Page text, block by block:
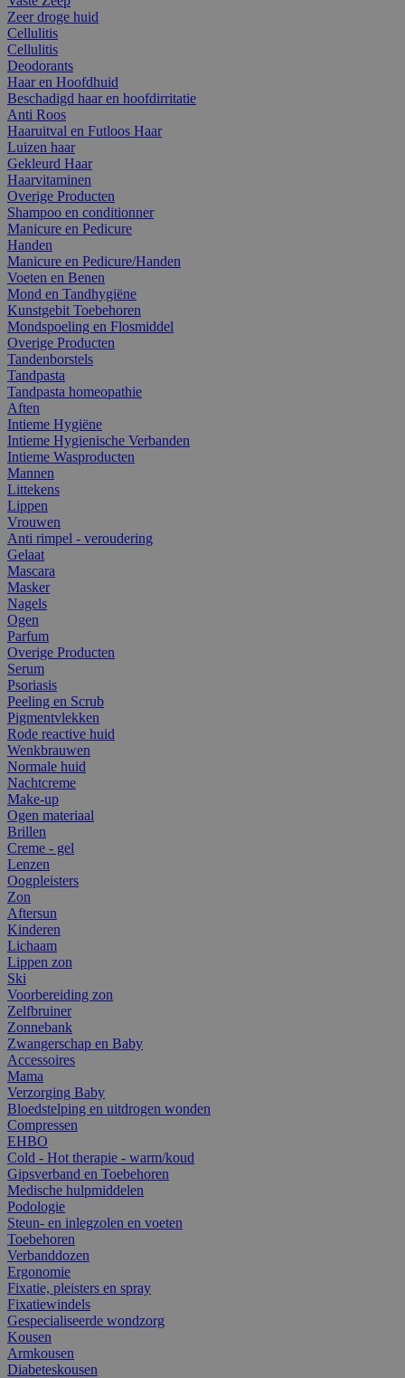
Zeer droge huid
Cellulitis
Cellulitis
Deodorants
Haar en Hoofdhuid
Beschadigd haar en hoofdirritatie
Anti Roos
Haaruitval en Futloos Haar
Luizen haar
Gekleurd Haar
Haarvitaminen
Overige Producten
Shampoo en conditionner
Manicure en Pedicure
Handen
Manicure en Pedicure/Handen
Voeten en Benen
Mond en Tandhygiëne
Kunstgebit Toebehoren
Mondspoeling en Flosmiddel
Overige Producten
Tandenborstels
Tandpasta
Tandpasta homeopathie
Aften
Intieme Hygiëne
Intieme Hygienische Verbanden
Intieme Wasproducten
Mannen
Littekens
Lippen
Vrouwen
Anti rimpel - veroudering
Gelaat
Mascara
Masker
Nagels
Ogen
Parfum
Overige Producten
Serum
Psoriasis
Peeling en Scrub
Pigmentvlekken
Rode reactive huid
Wenkbrauwen
Normale huid
Nachtcreme
Make-up
Ogen materiaal
Brillen
Creme - gel
Lenzen
Oogpleisters
Zon
Aftersun
Kinderen
Lichaam
Lippen zon
Ski
Voorbereiding zon
Zelfbruiner
Zonnebank
Zwangerschap en Baby
Accessoires
Mama
Verzorging Baby
Bloedstelping en uitdrogen wonden
Compressen
EHBO
Cold - Hot therapie - warm/koud
Gipsverband en Toebehoren
Medische hulpmiddelen
Podologie
Steun- en inlegzolen en voeten
Toebehoren
Verbanddozen
Ergonomie
Fixatie, pleisters en spray
Fixatiewindels
Gespecialiseerde wondzorg
Kousen
Armkousen
Diabeteskousen